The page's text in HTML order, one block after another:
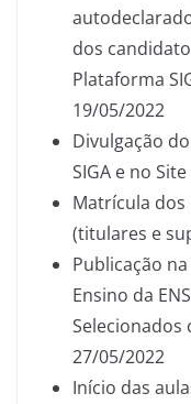
dos
Plataforma
19/05/2022
Divulgação
SIGA e no
Matrícula
(titulares e
Publicação
Ensino da
27/05/2022
Início das